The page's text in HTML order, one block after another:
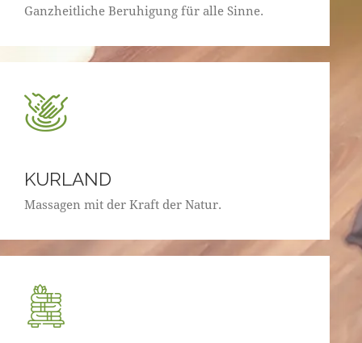
Ganzheitliche Beruhigung für alle Sinne.
KURLAND
Massagen mit der Kraft der Natur.